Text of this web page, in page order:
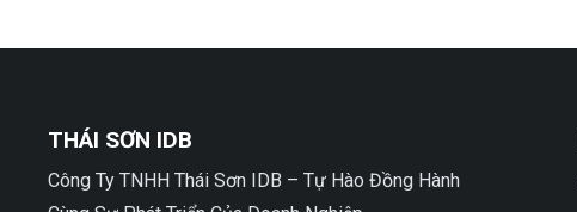
THÁI SƠN IDB
Công Ty TNHH Thái Sơn IDB – Tự Hào Đồng Hành